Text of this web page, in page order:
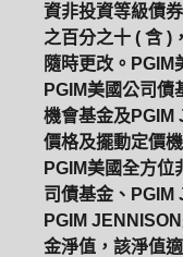
資非投資等級債
之百分之十 ( 含 )
隨時更改。PGIM
PGIM美國公司
機會基金及PGIM
價格及擺動定價
PGIM美國全方位
司債基金、PGIM
PGIM
金淨值，該淨值